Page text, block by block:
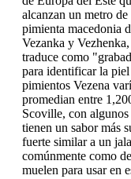
alcanzan un metro
pimienta macedonia
Vezanka y
traduce como
para identificar la
pimientos Vezena
promedian entre
Scoville, con
tienen un sabor más
fuerte similar a un
comúnmente como
muelen para usar en